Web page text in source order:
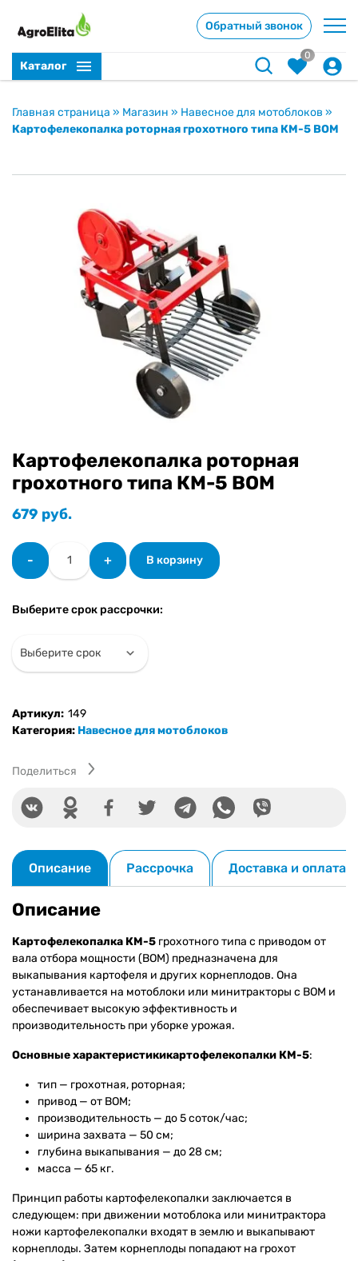
Обратный звонок
Каталог
0
Главная страница » Магазин » Навесное для мотоблоков »
Картофелекопалка роторная грохотного типа КМ-5 ВОМ
Картофелекопалка роторная
грохотного типа КМ-5 ВОМ
679 руб.
-
Количество
товара
Картофелекопалка
грохотного
КМ-5
ВОМ
+ В корзину
Выберите срок рассрочки:
Артикул: 149
Категория: Навесное для мотоблоков
Поделиться
Описание Рассрочка Доставка и оплата
Описание
Картофелекопалка КМ-5 грохотного типа с приводом от
вала отбора мощности (ВОМ) предназначена для
выкапывания картофеля и других корнеплодов. Она
устанавливается на мотоблоки или минитракторы с ВОМ и
обеспечивает высокую эффективность и
производительность при уборке урожая.
Основные характеристикикартофелекопалки КМ-5:
тип — грохотная, роторная;
привод — от ВОМ;
производительность — до 5 соток/час;
ширина захвата — 50 см;
глубина выкапывания — до 28 см;
масса — 65 кг.
Принцип работы картофелекопалки заключается в
следующем: при движении мотоблока или минитрактора
ножи картофелекопалки входят в землю и выкапывают
корнеплоды. Затем корнеплоды попадают на грохот